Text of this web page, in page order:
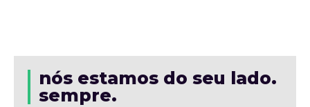
nós estamos do seu lado.
sempre.